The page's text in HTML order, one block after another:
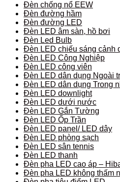
Đèn chống nổ EEW
Đèn đường hầm
Đèn đường LED
Đèn LED âm sàn, hồ bơi
Đèn Led Bulb
Đèn LED chiếu sáng cảnh
Đèn LED Công Nghiệp
Đèn LED công viên
Đèn LED dân dụng Ngoài
Đèn LED dân dụng Trong
Đèn LED downlight
Đèn LED dưới nước
Đèn LED Gắn Tường
Đèn LED Ốp Trần
Đèn LED panel/ LED dây
Đèn LED phòng sạch
Đèn LED sân tennis
Đèn LED thanh
Đèn pha LED cao áp –
Đèn pha LED không thấm